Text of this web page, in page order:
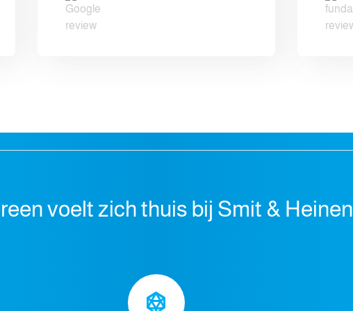
voelt zich thuis bij Smit & Heinen